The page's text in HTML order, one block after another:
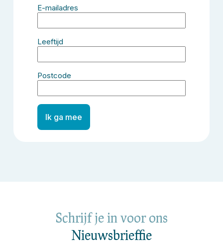
E-mailadres
Leeftijd
Postcode
Ik ga mee
Schrijf je in voor ons
Nieuwsbrieffie